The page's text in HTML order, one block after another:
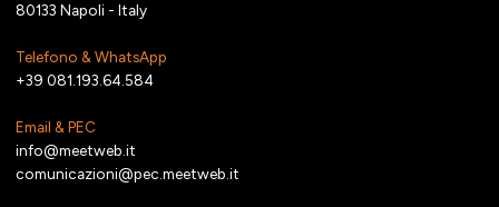
80133 Napoli - Italy
Telefono & WhatsApp
+39 081.193.64.584
Email & PEC
info@meetweb.it
comunicazioni@pec.meetweb.it